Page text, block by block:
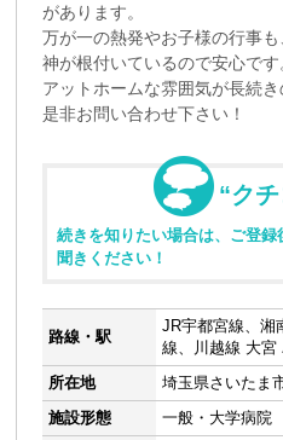
があります。
万が一の熱発やお子様の行事
神が根付いているので安心です
アットホームな雰囲気が長続き
是非お問い合わせ下さい！
“ク
続きを知りたい場合は、ご登
聞きください！
路線・駅
JR宇都宮線、湘
線、川越線 大宮
所在地
埼玉県さいたま
施設形態
一般・大学病院